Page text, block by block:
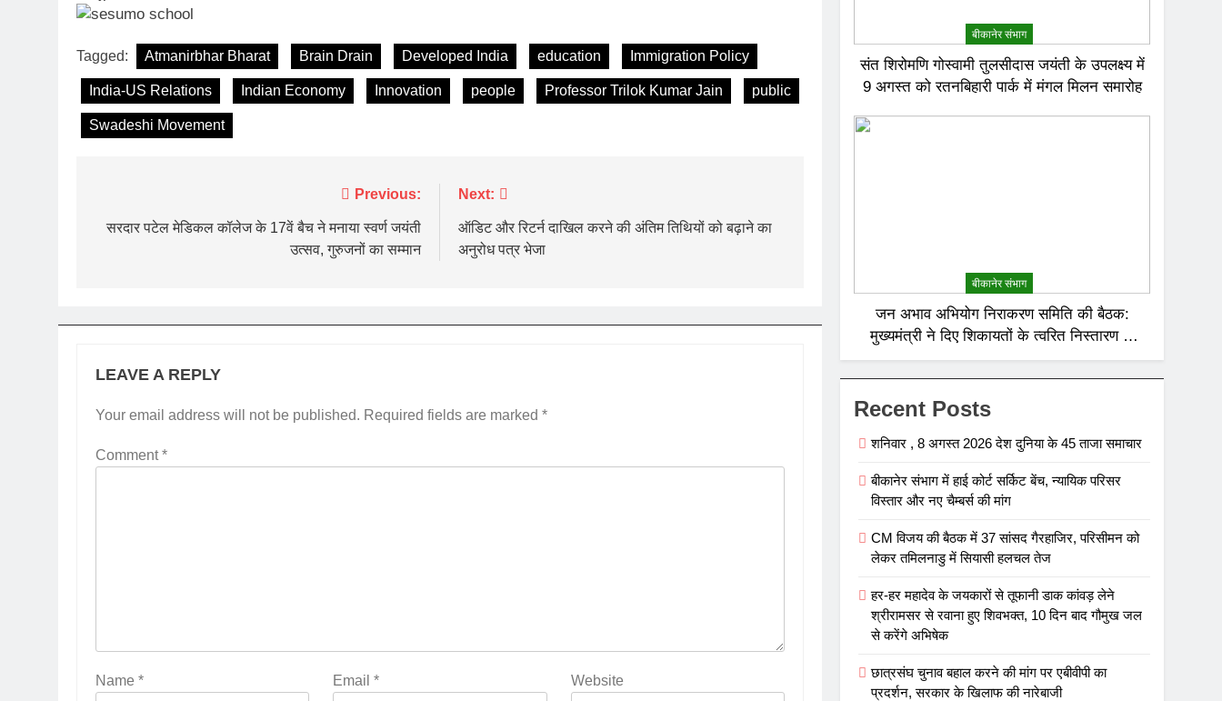
Tagged: Atmanirbhar Bharat Brain Drain Developed India education Immigration Policy
India-US Relations Indian Economy Innovation people Professor Trilok Kumar Jain public
Swadeshi Movement
navigation
Previous:
सरदार पटेल मेडिकल कॉलेज के 17वें बैच ने मनाया स्वर्ण जयंती
उत्सव, गुरुजनों का सम्मान
Next:
ऑडिट और रिटर्न दाखिल करने की अंतिम तिथियों को बढ़ाने का
अनुरोध पत्र भेजा
LEAVE A REPLY
Your email address will not be published. Required fields are marked *
Comment*
Name * Email* Website
बीकानेर संभाग
संत शिरोमणि गोस्वामी तुलसीदास जयंती के उपलक्ष्य में
9 अगस्त को रतनबिहारी पार्क में मंगल मिलन समारोह
बीकानेर संभाग
जन अभाव अभियोग निराकरण समिति की बैठक:
मुख्यमंत्री ने दिए शिकायतों के त्वरित निस्तारण के
निर्देश; अनावश्यक बिजली कटौती पर सख्त रुख
Recent Posts
शनिवार , 8 अगस्त 2026 देश दुनिया के 45 ताजा समाचार
बीकानेर संभाग में हाई कोर्ट सर्किट बेंच, न्यायिक परिसर
विस्तार और नए चैम्बर्स की मांग
CM विजय की बैठक में 37 सांसद गैरहाजिर, परिसीमन को
लेकर तमिलनाडु में सियासी हलचल तेज
हर-हर महादेव के जयकारों से तूफानी डाक कांवड़ लेने
श्रीरामसर से रवाना हुए शिवभक्त, 10 दिन बाद गौमुख जल
से करेंगे अभिषेक
छात्रसंघ चुनाव बहाल करने की मांग पर एबीवीपी का
प्रदर्शन, सरकार के खिलाफ की नारेबाजी